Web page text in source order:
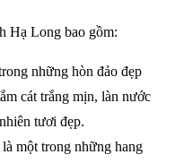
Hạ Long bao gồm:
những hòn đảo đẹp
cát trắng mịn, làn nước
tươi đẹp.
một trong những hang